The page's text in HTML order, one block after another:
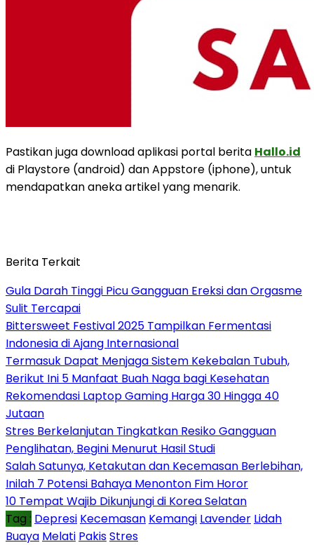
Pastikan juga download aplikasi portal berita Hallo.id
di Playstore (android) dan Appstore (iphone), untuk
mendapatkan aneka artikel yang menarik.
Berita Terkait
Gula Darah Tinggi Picu Gangguan Ereksi dan Orgasme
Sulit Tercapai
Bittersweet Festival 2025 Tampilkan Fermentasi
Indonesia di Ajang Internasional
Termasuk Dapat Menjaga Sistem Kekebalan Tubuh,
Berikut Ini 5 Manfaat Buah Naga bagi Kesehatan
Rekomendasi Laptop Gaming Harga 30 Hingga 40
Jutaan
Stres Berkelanjutan Tingkatkan Resiko Gangguan
Penglihatan, Begini Menurut Hasil Studi
Salah Satunya, Ketakutan dan Kecemasan Berlebihan,
Inilah 7 Potensi Bahaya Menonton Fim Horor
10 Tempat Wajib Dikunjungi di Korea Selatan
Tag : Depresi Kecemasan Kemangi Lavender Lidah
Buaya Melati PakisStres